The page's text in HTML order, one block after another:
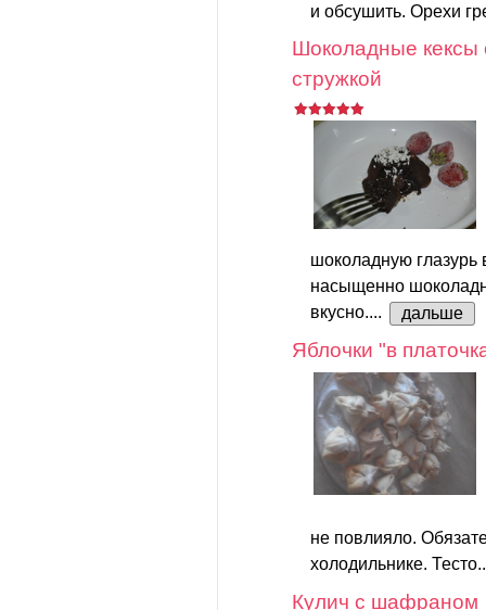
и обсушить. Орехи
Шоколадные кексы
стружкой
шоколадную глазурь
насыщенно
вкусно....
дальше
Яблочки "в
не повлияло.
холодильнике.
Кулич с шафраном